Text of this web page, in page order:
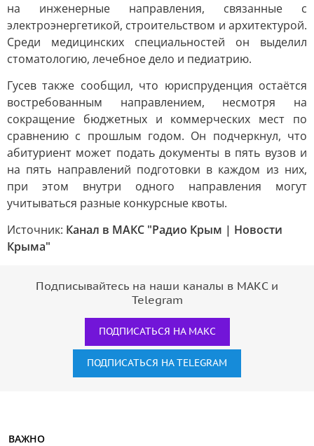
на инженерные направления, связанные с
электроэнергетикой, строительством и архитектурой.
Среди медицинских специальностей он выделил
стоматологию, лечебное дело и педиатрию.
Гусев также сообщил, что юриспруденция остаётся
востребованным направлением, несмотря на
сокращение бюджетных и коммерческих мест по
сравнению с прошлым годом. Он подчеркнул, что
абитуриент может подать документы в пять вузов и
на пять направлений подготовки в каждом из них,
при этом внутри одного направления могут
учитываться разные конкурсные квоты.
Источник: Канал в МАКС "Радио Крым | Новости
Крыма"
Подписывайтесь на наши каналы в МАКС и
Telegram
ПОДПИСАТЬСЯ НА МАКС
ПОДПИСАТЬСЯ НА TELEGRAM
ВАЖНО